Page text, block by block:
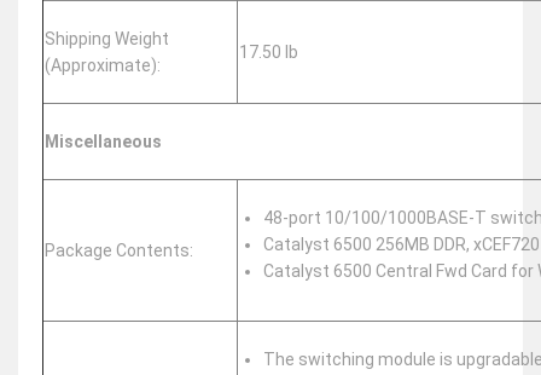
Shipping Weight
(Approximate):
17.50 lb
Miscellaneous
Package Contents:
48-port 10/100/1000BASE-T
Catalyst 6500 256MB DDR,
Catalyst 6500 Central Fwd Card for
The switching module is